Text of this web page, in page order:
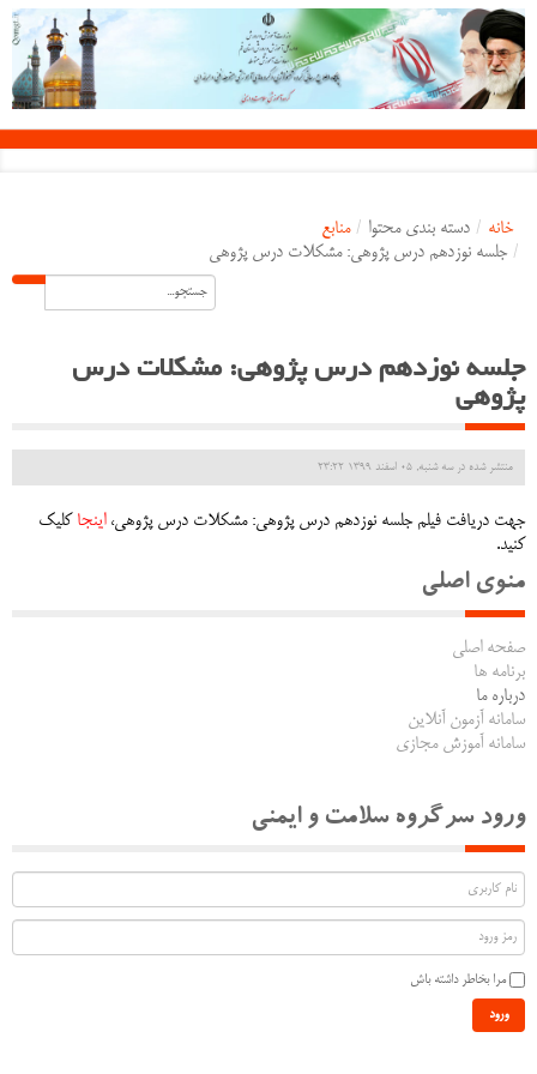
خانه / دسته بندی محتوا / منابع
/ جلسه نوزدهم درس پژوهی: مشکلات درس پژوهی
جلسه نوزدهم درس پژوهی: مشکلات درس
پژوهی
منتشر شده در سه شنبه, 05 اسفند 1399 23:22
جهت دریافت فیلم جلسه نوزدهم درس پژوهی: مشکلات درس پژوهی، اینجاکلیک
کنید.
منوی اصلی
صفحه اصلی
برنامه ها
درباره ما
سامانه آزمون آنلاین
سامانه آموزش مجازی
ورود سرگروه سلامت و ایمنی
مرا بخاطر داشته باش
ورود